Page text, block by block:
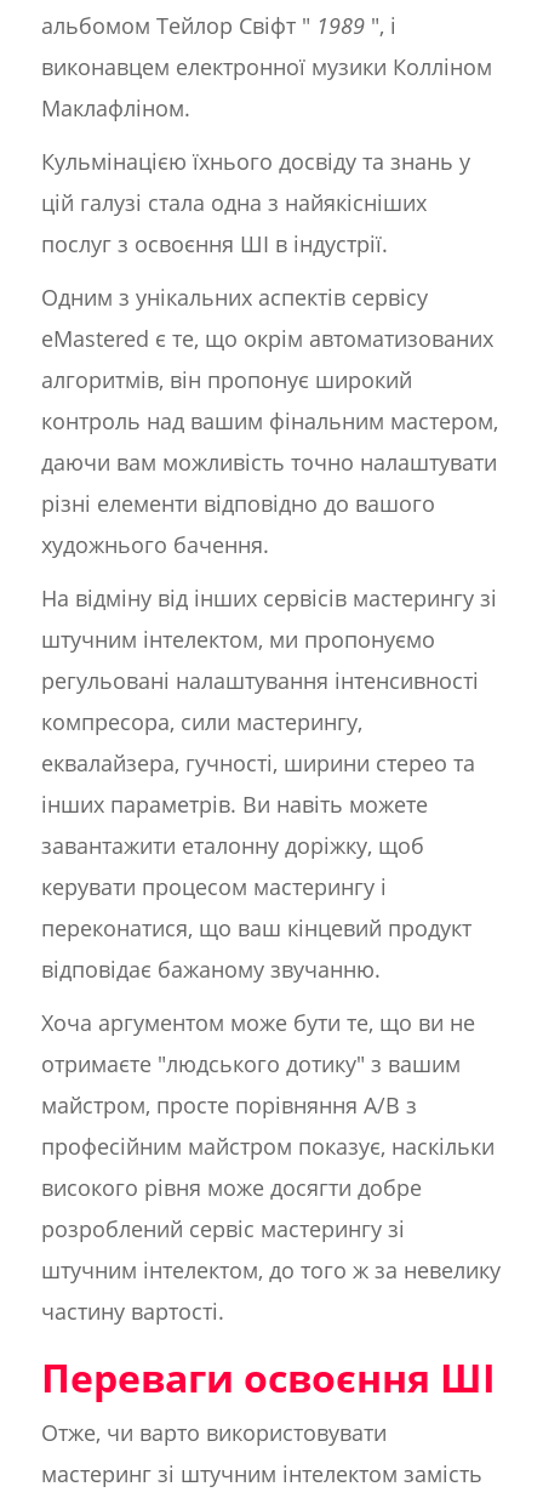
альбомом Тейлор Свіфт " 1989", і
виконавцем електронної музики Колліном
Маклафліном.
Кульмінацією їхнього досвіду та знань у
цій галузі стала одна з найякісніших
послуг з освоєння ШІ в індустрії.
Одним з унікальних аспектів сервісу
eMastered є те, що окрім автоматизованих
алгоритмів, він пропонує широкий
контроль над вашим фінальним мастером,
даючи вам можливість точно налаштувати
різні елементи відповідно до вашого
художнього бачення.
На відміну від інших сервісів мастерингу зі
штучним інтелектом, ми пропонуємо
регульовані налаштування інтенсивності
компресора, сили мастерингу,
еквалайзера, гучності, ширини стерео та
інших параметрів. Ви навіть можете
завантажити еталонну доріжку, щоб
керувати процесом мастерингу і
переконатися, що ваш кінцевий продукт
відповідає бажаному звучанню.
Хоча аргументом може бути те, що ви не
отримаєте "людського дотику" з вашим
майстром, просте порівняння А/В з
професійним майстром показує, наскільки
високого рівня може досягти добре
розроблений сервіс мастерингу зі
штучним інтелектом, до того ж за невелику
частину вартості.
Переваги освоєння ШІ
Отже, чи варто використовувати
мастеринг зі штучним інтелектом замість